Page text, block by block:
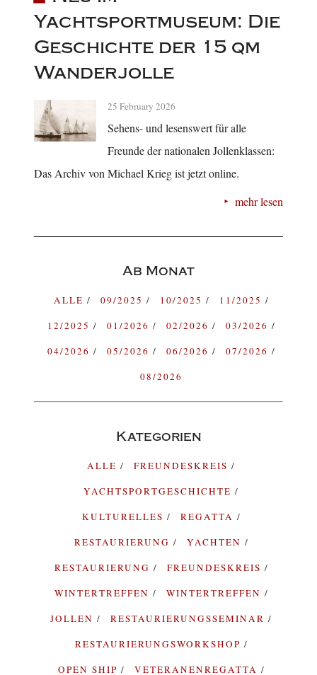
Yachtsportmuseum: Die
Geschichte der 15 qm
Wanderjolle
25 February 2026
Sehens- und lesenswert für alle
Freunde der nationalen Jollenklassen:
Das Archiv von Michael Krieg ist jetzt online.
mehr lesen
Ab Monat
ALLE 09/2025 10/2025
11/2025
12/2025
01/2026 02/2026
03/2026
04/2026
05/2026 06/2026
07/2026
08/2026
Kategorien
ALLE
FREUNDESKREIS
YACHTSPORTGESCHICHTE
KULTURELLES
REGATTA
RESTAURIERUNG
YACHTEN
RESTAURIERUNG
FREUNDESKREIS
WINTERTREFFEN
WINTERTREFFEN
JOLLEN
RESTAURIERUNGSSEMINAR
RESTAURIERUNGSWORKSHOP
OPEN SHIP
VETERANENREGATTA